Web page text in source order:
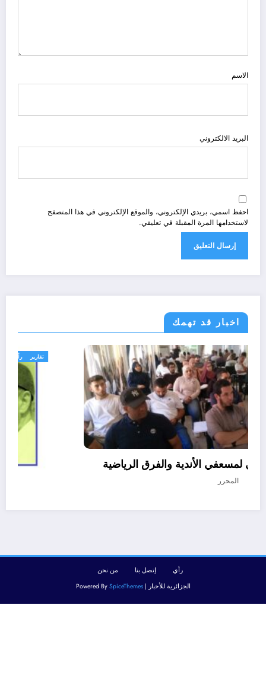
الاسم
البريد الالكتروني
احفظ اسمي، بريدي الإلكتروني، والموقع الإلكتروني في هذا المتصفح
لاستخدامها المرة المقبلة في تعليقي.
اخبار قد تهمك
رياضة
التربص الوطني لمسعفي الأندية والفرق الرياضية
أغسطس 8, 2026
رأي إتصل بنا
من نحن
الجزائرية للأخبار | Powered BySpiceThemes